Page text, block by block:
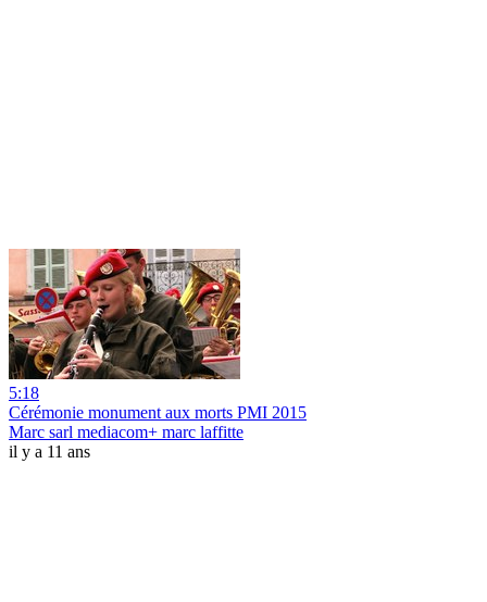
5:18
Cérémonie monument aux morts PMI 2015
Marc sarl mediacom+ marc laffitte
il y a 11 ans